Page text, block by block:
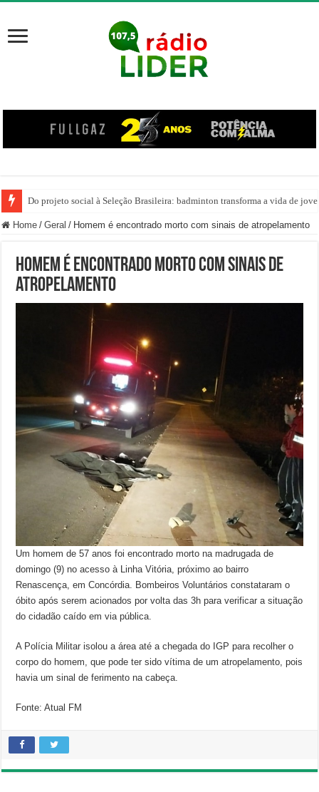
Do projeto social à Seleção Brasileira: badminton transforma a vida de
Home / Geral / Homem é encontrado morto com sinais de atropelamento
Homem é encontrado morto com sinais de
atropelamento
Um homem de 57 anos foi encontrado morto na madrugada de
domingo (9) no acesso à Linha Vitória, próximo ao bairro
Renascença, em Concórdia. Bombeiros Voluntários constataram o
óbito após serem acionados por volta das 3h para verificar a situação
do cidadão caído em via pública.
A Polícia Militar isolou a área até a chegada do IGP para recolher o
corpo do homem, que pode ter sido vítima de um atropelamento, pois
havia um sinal de ferimento na cabeça.
Fonte: Atual FM